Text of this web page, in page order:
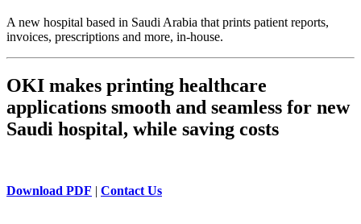
A new hospital based in Saudi Arabia that prints patient reports,
invoices, prescriptions and more, in-house.
OKI makes printing healthcare
applications smooth and seamless for new
Saudi hospital, while saving costs
Download PDF | Contact Us